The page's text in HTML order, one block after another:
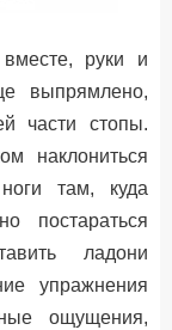
руки и
выпрямлено,
части стопы.
наклониться
там, куда
постараться
ладони
упражнения
ощущения,